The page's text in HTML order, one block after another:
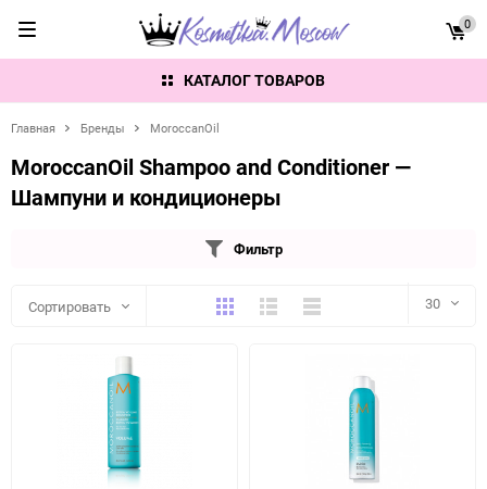
КАТАЛОГ ТОВАРОВ
0
Главная Бренды MoroccanOil
MoroccanOil Shampoo and Conditioner —
Шампуни и кондиционеры
Фильтр
Сортировать ПлиткаПодробноКомпактно 30